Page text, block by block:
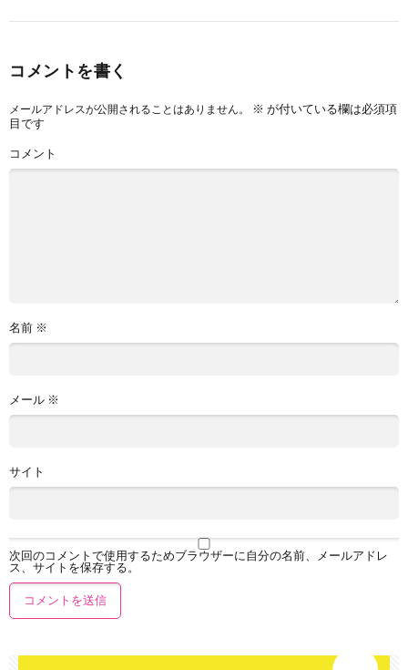
コメントを書く
メールアドレスが公開されることはありません。 ※ が付いている欄は必須項
目です
コメント
名前 ※
メール ※
サイト
次回のコメントで使用するためブラウザーに自分の名前、メールアドレ
ス、サイトを保存する。